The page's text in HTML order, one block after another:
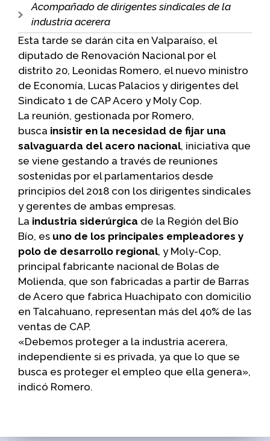
Acompañado de dirigentes sindicales de la
industria acerera
Esta tarde se darán cita en Valparaíso, el
diputado de Renovación Nacional por el
distrito 20, Leonidas Romero, el nuevo ministro
de Economía, Lucas Palacios y dirigentes del
Sindicato 1 de CAP Acero y Moly Cop.
La reunión, gestionada por Romero,
busca insistir en la necesidad de fijar una
salvaguarda del acero nacional, iniciativa que
se viene gestando a través de reuniones
sostenidas por el parlamentarios desde
principios del 2018 con los dirigentes sindicales
y gerentes de ambas empresas.
La industria siderúrgica de la Región del Bío
Bío, es uno de los principales empleadores y
polo de desarrollo regional, y Moly-Cop,
principal fabricante nacional de Bolas de
Molienda, que son fabricadas a partir de Barras
de Acero que fabrica Huachipato con domicilio
en Talcahuano, representan más del 40% de las
ventas de CAP.
«Debemos proteger a la industria acerera,
independiente si es privada, ya que lo que se
busca es proteger el empleo que ella genera»,
indicó Romero.